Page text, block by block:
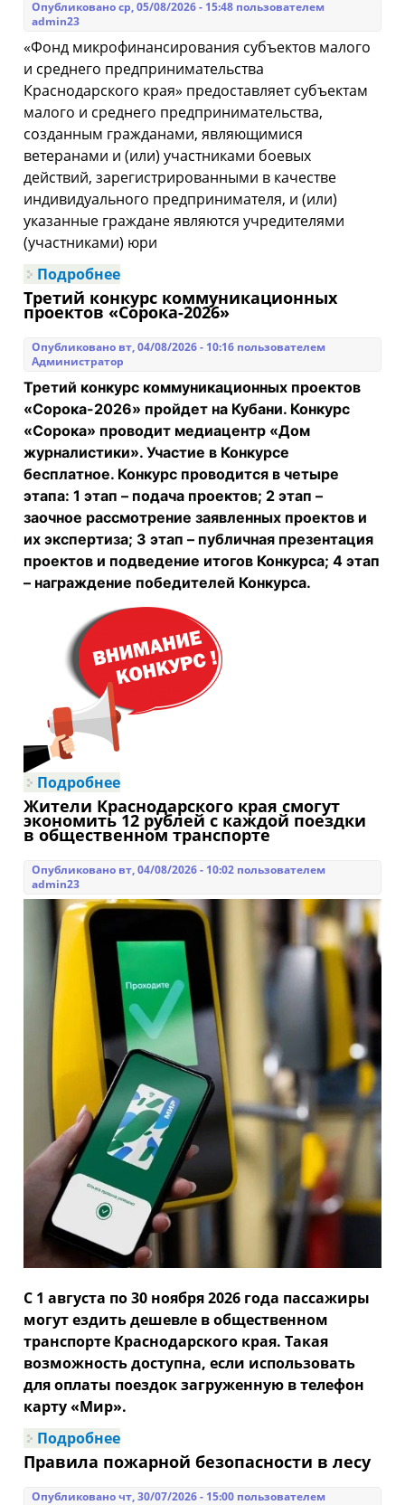
Выселковский район осуществляет
Опубликовано ср, 05/08/2026 - 15:48 пользователем
admin23
«Фонд микрофинансирования субъектов малого
и среднего предпринимательства
Краснодарского края» предоставляет субъектам
малого и среднего предпринимательства,
созданным гражданами, являющимися
ветеранами и (или) участниками боевых
действий, зарегистрированными в качестве
индивидуального предпринимателя, и (или)
указанные граждане являются учредителями
(участниками) юри
Подробнее
Третий конкурс коммуникационных
проектов «Сорока-2026»
Опубликовано вт, 04/08/2026 - 10:16 пользователем
Администратор
Третий конкурс коммуникационных проектов
«Сорока-2026» пройдет на Кубани. Конкурс
«Сорока» проводит медиацентр «Дом
журналистики». Участие в Конкурсе
бесплатное. Конкурс проводится в четыре
этапа: 1 этап – подача проектов; 2 этап –
заочное рассмотрение заявленных проектов и
их экспертиза; 3 этап – публичная презентация
проектов и подведение итогов Конкурса; 4 этап
– награждение победителей Конкурса.
Подробнее
«Сорока-2026»
Жители Краснодарского края смогут
экономить 12 рублей с каждой поездки
в общественном транспорте
Опубликовано вт, 04/08/2026 - 10:02 пользователем
admin23
С 1 августа по 30 ноября 2026 года пассажиры
могут ездить дешевле в общественном
транспорте Краснодарского края. Такая
возможность доступна, если использовать
для оплаты поездок загруженную в телефон
карту «Мир».
Подробнее
смогут экономить 12 рублей с
каждой поездки в общественном
Правила пожарной безопасности в лесу
Опубликовано чт, 30/07/2026 - 15:00 пользователем